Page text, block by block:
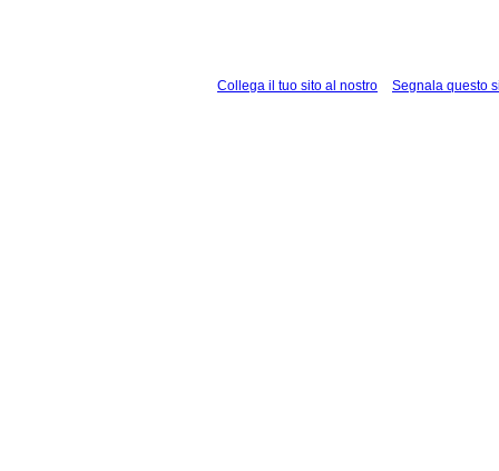
Collega il tuo sito al nostro Segnala questo